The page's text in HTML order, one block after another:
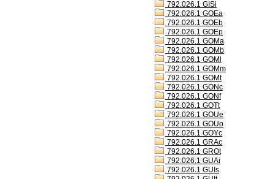
792.026.1 GISi
792.026.1 GOEa
792.026.1 GOEb
792.026.1 GOEp
792.026.1 GOMa
792.026.1 GOMb
792.026.1 GOMl
792.026.1 GOMm
792.026.1 GOMt
792.026.1 GONc
792.026.1 GONf
792.026.1 GOTt
792.026.1 GOUe
792.026.1 GOUo
792.026.1 GOYc
792.026.1 GRAc
792.026.1 GROt
792.026.1 GUAi
792.026.1 GUIs